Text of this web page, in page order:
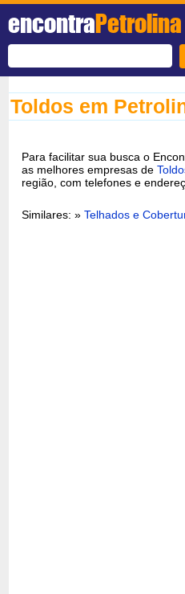
encontraPetrolina
Toldos em
Para facilitar sua busca o
as melhores empresas de
região, com telefones e
Similares: »Telhados e